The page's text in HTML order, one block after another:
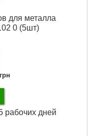
для металла
0 (5шт)
грн
рабочих дней